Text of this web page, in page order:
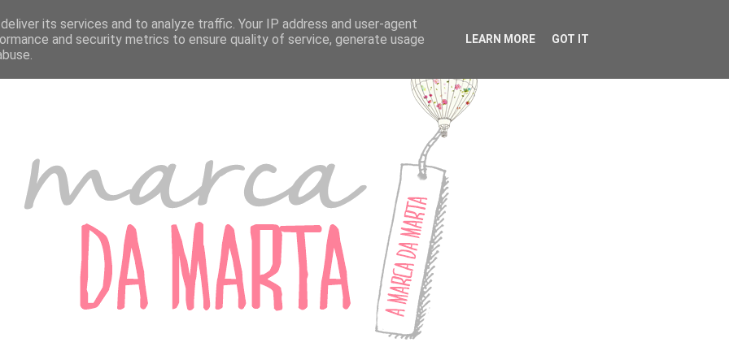
A MARTA MARCADORES DE PORTUGAL MARCADORES DO ESTRANGEIRO CONTACTOS
its services and to analyze traffic. Your IP address and user-agent
and security metrics to ensure quality of service, generate usage
LEARN MORE GOT IT